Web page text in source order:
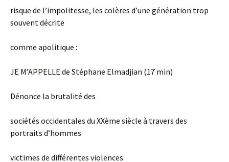
risque de l’impolitesse, les colères d’une génération trop
souvent décrite
comme apolitique :
JE M’APPELLE de Stéphane Elmadjian (17 min)
Dénonce la brutalité des
sociétés occidentales du XXème siècle à travers des
portraits d’hommes
victimes de différentes violences.